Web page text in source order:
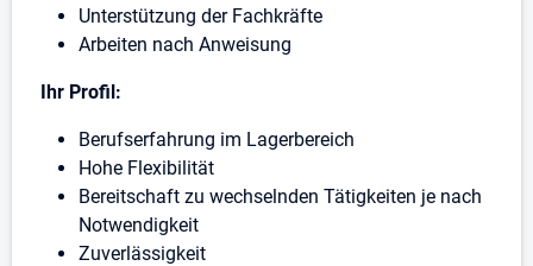
Unterstützung der Fachkräfte
Arbeiten nach Anweisung
Ihr Profil:
Berufserfahrung im Lagerbereich
Hohe Flexibilität
Bereitschaft zu wechselnden Tätigkeiten je nach
Notwendigkeit
Zuverlässigkeit